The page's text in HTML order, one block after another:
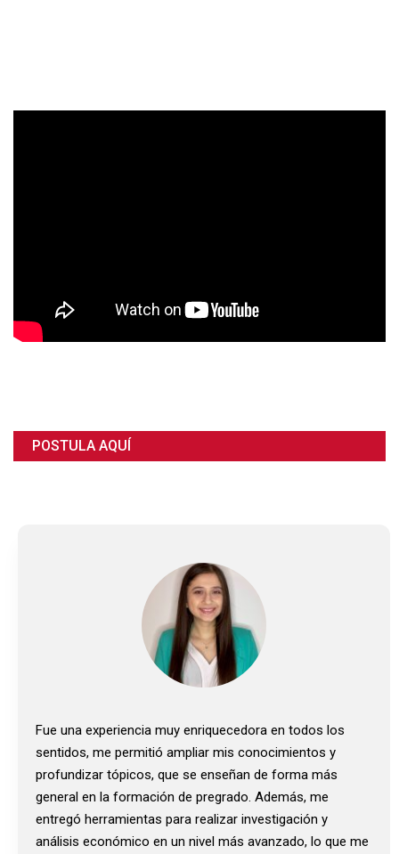
POSTULA AQUÍ
Fue una experiencia muy enriquecedora en todos los
sentidos, me permitió ampliar mis conocimientos y
profundizar tópicos, que se enseñan de forma más
general en la formación de pregrado. Además, me
entregó herramientas para realizar investigación y
análisis económico en un nivel más avanzado, lo que me